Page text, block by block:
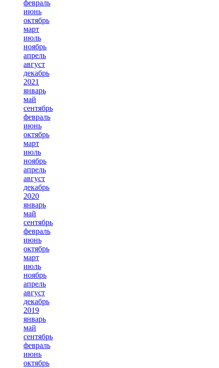
февраль
июнь
октябрь
март
июль
ноябрь
апрель
август
декабрь
2021
январь
май
сентябрь
февраль
июнь
октябрь
март
июль
ноябрь
апрель
август
декабрь
2020
январь
май
сентябрь
февраль
июнь
октябрь
март
июль
ноябрь
апрель
август
декабрь
2019
январь
май
сентябрь
февраль
июнь
октябрь